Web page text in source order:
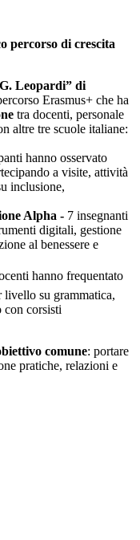
percorso di crescita
Leopardi” di
Erasmus+ che ha
tra docenti, personale
altre tre scuole italiane:
hanno osservato
a visite, attività
inclusione,
Alpha - 7 insegnanti
digitali, gestione
al benessere e
hanno frequentato
livello su grammatica,
con corsisti
comune: portare
pratiche, relazioni e